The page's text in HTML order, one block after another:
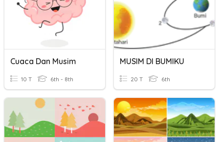
Cuaca Dan Musim
10 T 6th - 8th
MUSIM DI BUMIKU
20 T 6th